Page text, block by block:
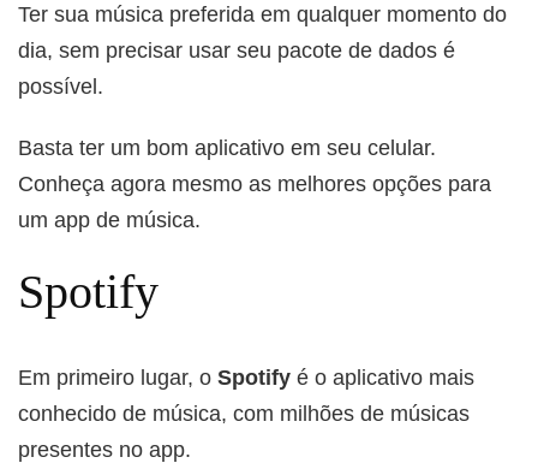
Ter sua música preferida em qualquer momento do
dia, sem precisar usar seu pacote de dados é
possível.
Basta ter um bom aplicativo em seu celular.
Conheça agora mesmo as melhores opções para
um app de música.
Spotify
Em primeiro lugar, o Spotify é o aplicativo mais
conhecido de música, com milhões de músicas
presentes no app.